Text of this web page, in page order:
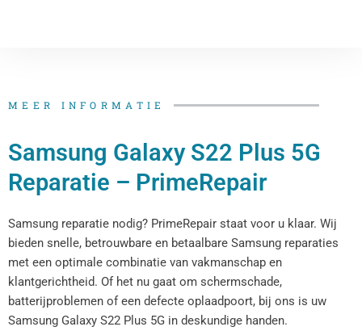
MEER INFORMATIE
Samsung Galaxy S22 Plus 5G
Reparatie – PrimeRepair
Samsung reparatie nodig? PrimeRepair staat voor u klaar. Wij
bieden snelle, betrouwbare en betaalbare Samsung reparaties
met een optimale combinatie van vakmanschap en
klantgerichtheid. Of het nu gaat om schermschade,
batterijproblemen of een defecte oplaadpoort, bij ons is uw
Samsung Galaxy S22 Plus 5G in deskundige handen.